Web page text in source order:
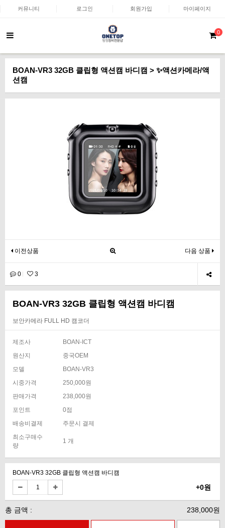
커뮤니티 로그인 회원가입 마이페이지
0
BOAN-VR3 32GB 클립형 액션캠 바디캠 > ✨액션카메라/액
션캠
이전상품 다음 상품
0 3
BOAN-VR3 32GB 클립형 액션캠 바디캠
보안카메라 FULL HD 캠코더
제조사
BOAN-ICT
원산지
중국OEM
모델
BOAN-VR3
시중가격
250,000원
판매가격
238,000원
포인트
0점
배송비결제
주문시 결제
최소구매수
량
1 개
BOAN-VR3 32GB 클립형 액션캠 바디캠
+0원
총 금액 : 238,000원